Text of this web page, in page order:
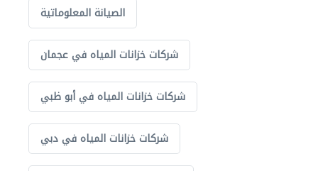
الصيانة المعلوماتية
شركات خزانات المياه في عجمان
شركات خزانات المياه في أبو ظبي
شركات خزانات المياه في دبي